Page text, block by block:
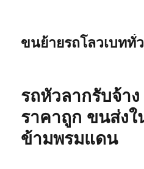
ขนย้ายรถโลวเบททั่
รถหัวลากรับจ้า
ราคาถูก ขนส่งใ
ข้ามพรมแดน